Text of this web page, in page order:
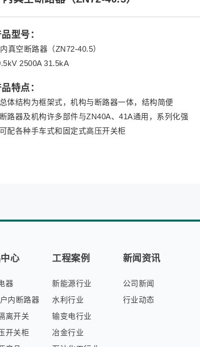
型号：
真空断路器（ZN72-40.5）
2500A 31.5kA
特点：
总体结构为框架式，机构与断路器一体，结构简便
断路器及机构许多部件与ZN40A、41A通用，系列化强
可配各种手车式和固定式高压开关柜
心
器
内断路器
离开关
开关柜
工程案例
新能源行业
水利行业
输变电行业
冶金行业
新闻资讯
公司新闻
行业动态